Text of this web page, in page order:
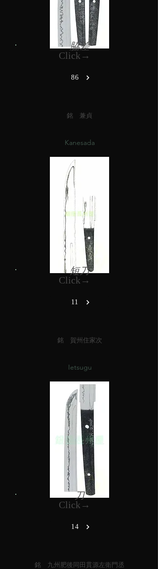
脇差
Click→
86
銘 兼貞
Kanesada
短刀
Click→
11
銘 賀州住家次
Ietsugu
刀
Click→
14
銘 九州肥後同田貫源左衛門丞